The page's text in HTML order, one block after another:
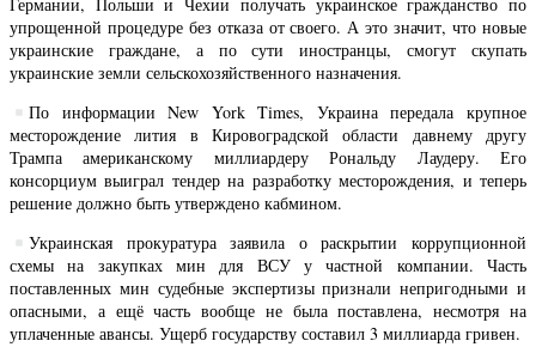
упрощенной процедуре без отказа от своего. А это значит, что новые
украинские граждане, а по сути иностранцы, смогут скупать
украинские земли сельскохозяйственного назначения.
По информации New York Times, Украина передала крупное
месторождение лития в Кировоградской области давнему другу
Трампа американскому миллиардеру Рональду Лаудеру. Его
консорциум выиграл тендер на разработку месторождения, и теперь
решение должно быть утверждено кабмином.
Украинская прокуратура заявила о раскрытии коррупционной
схемы на закупках мин для ВСУ у частной компании. Часть
поставленных мин судебные экспертизы признали непригодными и
опасными, а ещё часть вообще не была поставлена, несмотря на
уплаченные авансы. Ущерб государству составил 3 миллиарда гривен.